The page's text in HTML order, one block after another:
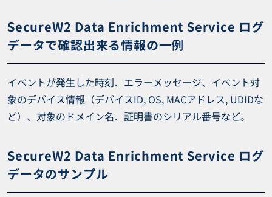
SecureW2 Data Enrichment Service ログ
データで確認出来る情報の一例
イベントが発生した時刻、エラーメッセージ、イベント対
象のデバイス情報（デバイスID, OS, MACアドレス, UDIDな
ど）、対象のドメイン名、証明書のシリアル番号など。
SecureW2 Data Enrichment Service ログ
データのサンプル